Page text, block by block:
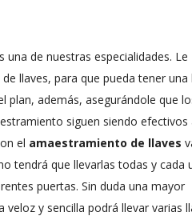
una de nuestras especialidades. Le
llaves, para que pueda tener una
plan, además, asegurándole que
siguen siendo efectivos
el amaestramiento de llaves
tendrá que llevarlas todas y cada
puertas. Sin duda una mayor
y sencilla podrá llevar varias